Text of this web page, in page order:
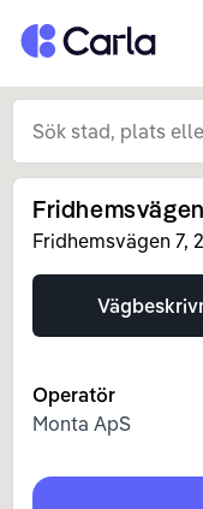
Tillbaka till startsidan
Fridhemsvägen 7,
Operatör
Monta ApS